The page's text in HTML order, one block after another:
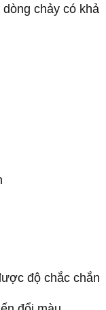
chảy có khả
độ chắc chắn